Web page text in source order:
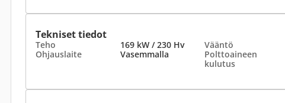
Tekniset tiedot
Teho 169 kW / 230 Hv Vääntö
Ohjauslaite
Vasemmalla
Polttoaineen
kulutus